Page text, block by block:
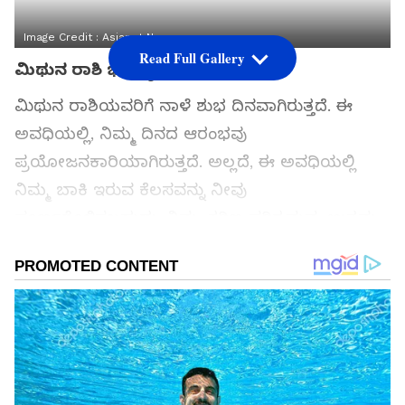
Image Credit : Asianet News
ಮಿಥುನ ರಾಶಿ ಭವಿಷ್ಯ
ಮಿಥುನ ರಾಶಿಯವರಿಗೆ ನಾಳೆ ಶುಭ ದಿನವಾಗಿರುತ್ತದೆ. ಈ
ಅವಧಿಯಲ್ಲಿ, ನಿಮ್ಮ ದಿನದ ಆರಂಭವು
ಪ್ರಯೋಜನಕಾರಿಯಾಗಿರುತ್ತದೆ. ಅಲ್ಲದೆ, ಈ ಅವಧಿಯಲ್ಲಿ
ನಿಮ್ಮ ಬಾಕಿ ಇರುವ ಕೆಲಸವನ್ನು ನೀವು
ಅಧಿಕಾರಿಗಳಿಂದ ನಿಮಗೆ ಆಶೀರ್ವಾದ ಸಿಗುತ್ತದೆ.
ಸಮಗ್ರ ಸುದ್ದಿ ಮೂಲವನ್ನಾಗಿ asianet suvarna news ಅನ್ನು
ಆಯ್ಕೆ ಮಾಡಿಕೊಳ್ಳಿ
Read Full Gallery